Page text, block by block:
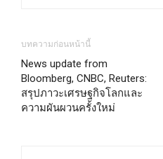
บทความก่อนหน้านี้
News update from
Bloomberg, CNBC, Reuters:
สรุปภาวะเศรษฐกิจโลกและ
ความผันผวนครั้งใหม่